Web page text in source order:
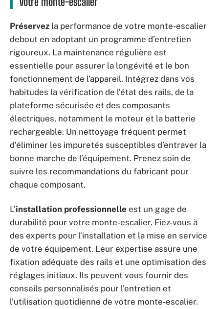
Préservez la performance de votre monte-escalier
debout en adoptant un programme d’entretien
rigoureux. La maintenance régulière est
essentielle pour assurer la longévité et le bon
fonctionnement de l’appareil. Intégrez dans vos
habitudes la vérification de l’état des rails, de la
plateforme sécurisée et des composants
électriques, notamment le moteur et la batterie
rechargeable. Un nettoyage fréquent permet
d’éliminer les impuretés susceptibles d’entraver la
bonne marche de l’équipement. Prenez soin de
suivre les recommandations du fabricant pour
chaque composant.
L’installation professionnelle est un gage de
durabilité pour votre monte-escalier. Fiez-vous à
des experts pour l’installation et la mise en service
de votre équipement. Leur expertise assure une
fixation adéquate des rails et une optimisation des
réglages initiaux. Ils peuvent vous fournir des
conseils personnalisés pour l’entretien et
l’utilisation quotidienne de votre monte-escalier.